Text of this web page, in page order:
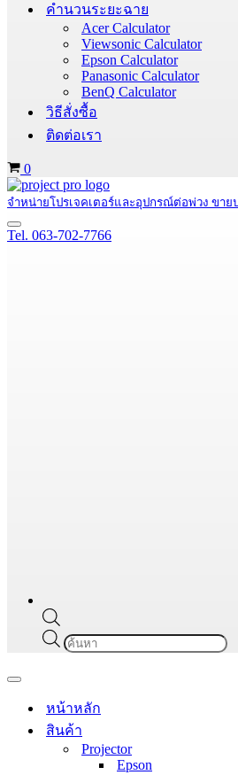
คำนวนระยะฉาย
Acer Calculator
Viewsonic Calculator
Epson Calculator
Panasonic Calculator
BenQ Calculator
วิธีสั่งซื้อ
ติดต่อเรา
Cart
0
จำหน่ายโปรเจคเตอร์และอุปกรณ์ต่อพ่วง ขาย
Navigation
Menu
Tel. 063-702-7766
Products
search
Navigation
หน้าหลัก
สินค้า
Projector
Epson